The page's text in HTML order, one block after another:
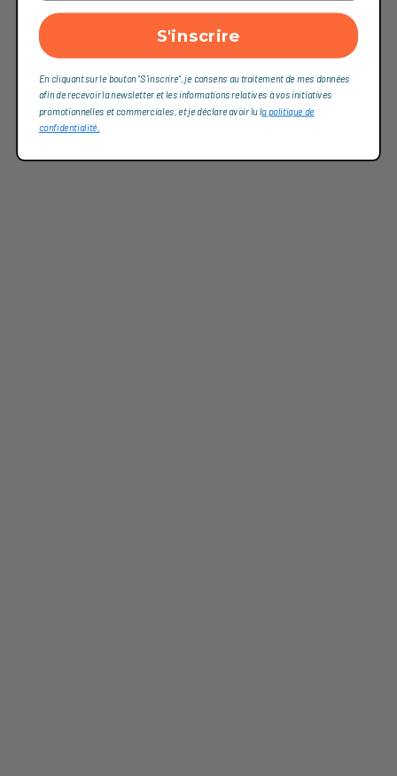
S'inscrire
En cliquant sur le bouton "S'inscrire", je consens au traitement de mes données
afin de recevoir la newsletter et les informations relatives à vos initiatives
promotionnelles et commerciales, et je déclare avoir lu la politique de
confidentialité,